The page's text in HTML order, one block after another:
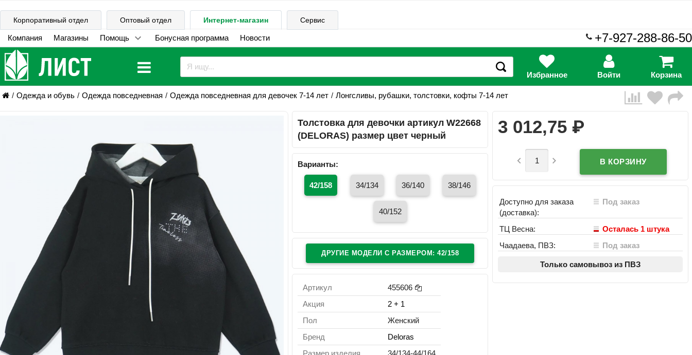
Корпоративный отдел Оптовый отдел Интернет-магазин Сервис
Компания Магазины Помощь Бонусная программа Новости +7-927-288-86-50
Избранное Войти Корзина
Одежда и обувь Одежда повседневная Одежда повседневная для девочек 7-14 лет Лонгсливы, рубашки, толстовки, кофты 7-14 лет
Толстовка для девочки артикул W22668
(DELORAS) размер цвет черный
Варианты:
42/158 34/134 36/140 38/146
40/152
ДРУГИЕ МОДЕЛИ C РАЗМЕРОМ: 42/158
Артикул
455606
Акция
2 + 1
Пол
Женский
Бренд
Deloras
Размер изделия
34/134-44/164
3 012,75 ₽
 
Доступно для заказа
(доставка):
Под заказ
ТЦ Весна:
Осталась 1 штука
Чаадаева, ПВЗ:
Под заказ
Только самовывоз из ПВЗ